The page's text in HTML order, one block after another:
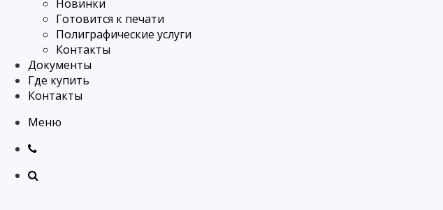
Новинки
Готовится к печати
Полиграфические услуги
Контакты
Документы
Где купить
Контакты
Меню